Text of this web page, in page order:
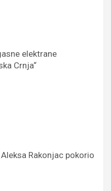
elektrane
Crnja“
Aleksa Rakonjac pokorio